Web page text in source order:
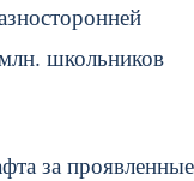
школьников
за